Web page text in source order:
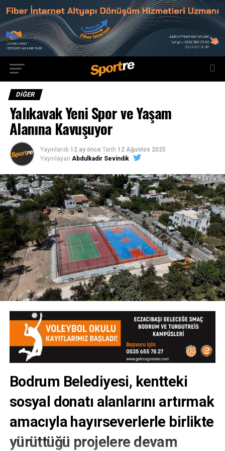
DIĞER
Yalıkavak Yeni Spor ve Yaşam
Alanına Kavuşuyor
Yayınlandı 12 ay önce Tarih 12 Ağustos 2025
Yayınlayan Abdulkadir Sevindik
Bodrum Belediyesi, kentteki
sosyal donatı alanlarını artırmak
amacıyla hayırseverlerle birlikte
yürüttüğü projelere devam